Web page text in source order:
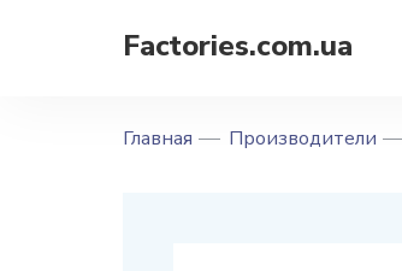
Factories.com.ua
Главная Производители